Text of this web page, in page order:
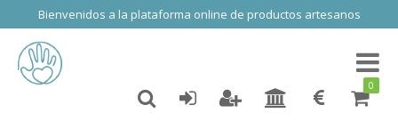
Bienvenidos a la plataforma online de productos artesanos
Toggle
0